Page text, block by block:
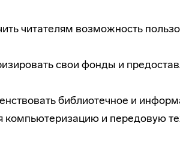
читателям возможность
свои фонды и
библиотечное и
компьютеризацию и передовую